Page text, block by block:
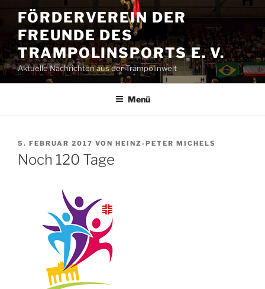
Inhalt
springen
FÖRDERVEREIN DER
FREUNDE DES
TRAMPOLINSPORTS E. V.
Aktuelle Nachrichten aus der Trampolinwelt
Menü
VERÖFFENTLICHT
AM
5. FEBRUAR 2017 VON HEINZ-PETER MICHELS
Noch 120 Tage